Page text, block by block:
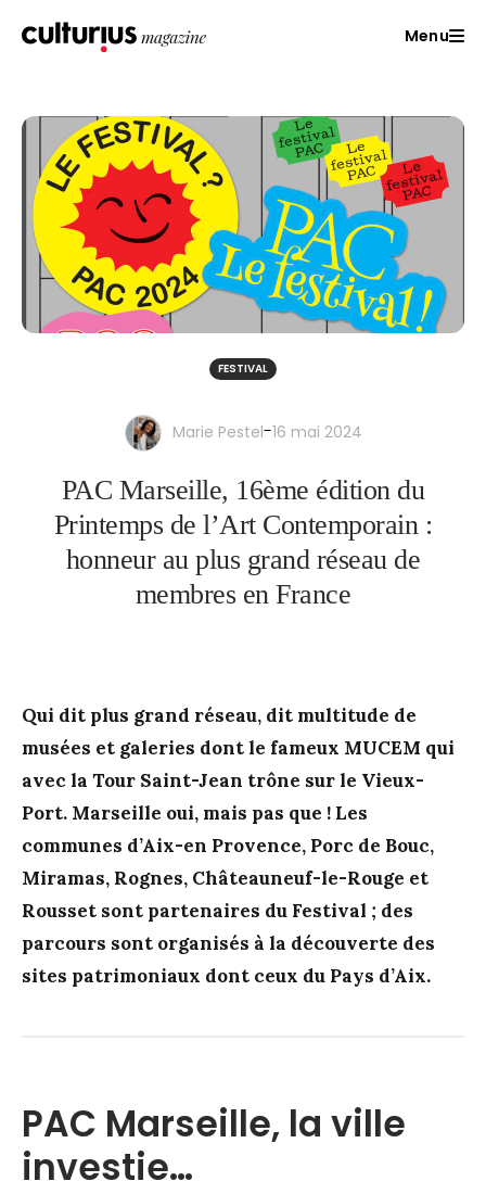
Menu
FESTIVAL
Marie Pestel-16 mai 2024
PAC Marseille, 16ème édition du
Printemps de l’Art Contemporain :
honneur au plus grand réseau de
membres en France
Qui dit plus grand réseau, dit multitude de
musées et galeries dont le fameux MUCEM qui
avec la Tour Saint-Jean trône sur le Vieux-
Port. Marseille oui, mais pas que ! Les
communes d’Aix-en Provence, Porc de Bouc,
Miramas, Rognes, Châteauneuf-le-Rouge et
Rousset sont partenaires du Festival ; des
parcours sont organisés à la découverte des
sites patrimoniaux dont ceux du Pays d’Aix.
PAC Marseille, la ville
investie…